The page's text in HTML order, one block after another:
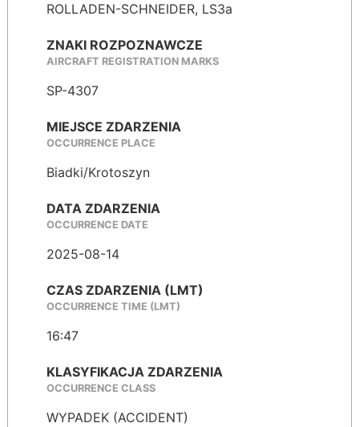
ROLLADEN-SCHNEIDER, LS3a
ZNAKI ROZPOZNAWCZE
AIRCRAFT REGISTRATION MARKS
SP-4307
MIEJSCE ZDARZENIA
OCCURRENCE PLACE
Biadki/Krotoszyn
DATA ZDARZENIA
OCCURRENCE DATE
2025-08-14
CZAS ZDARZENIA (LMT)
OCCURRENCE TIME (LMT)
16:47
KLASYFIKACJA ZDARZENIA
OCCURRENCE CLASS
WYPADEK (ACCIDENT)